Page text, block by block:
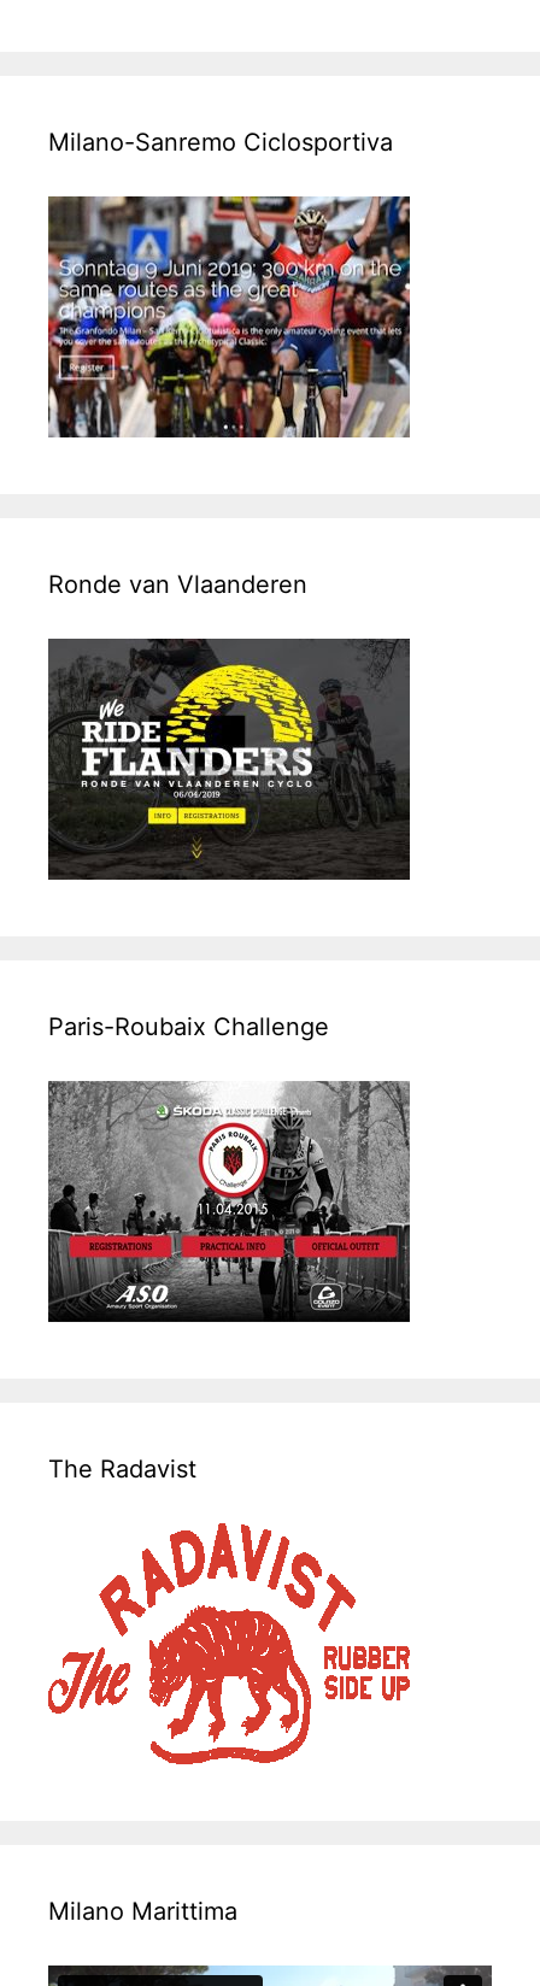
Milano-Sanremo Ciclosportiva
Ronde van Vlaanderen
Paris-Roubaix Challenge
The Radavist
Milano Marittima
Video-